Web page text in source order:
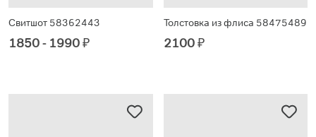
Свитшот 58362443
1850 - 1990₽
Толстовка из флиса 58475489
2100₽